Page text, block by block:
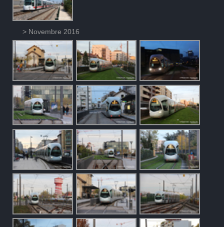
> Novembre 2016